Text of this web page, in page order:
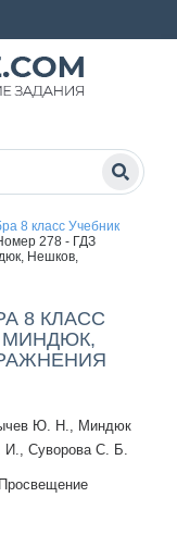
8 класс Учебник
278 - ГДЗ
Нешков,
8 КЛАСС
МИНДЮК,
Ю. Н., Миндюк
И., Суворова С. Б.